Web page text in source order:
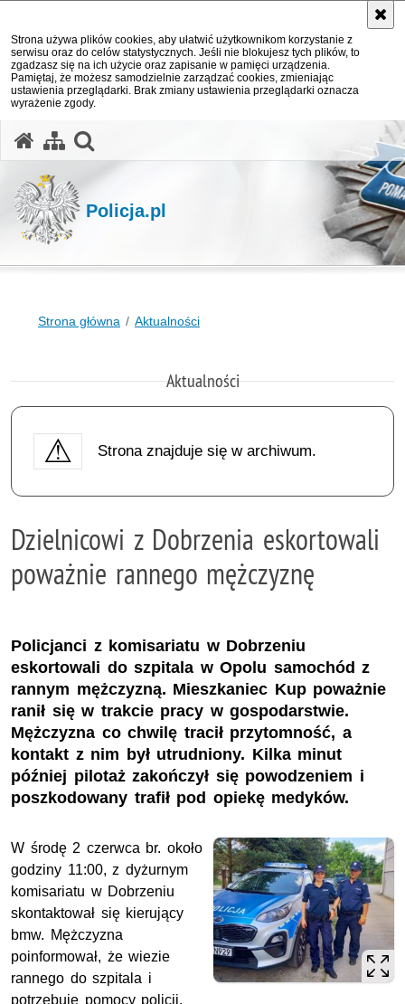
Strona używa plików cookies, aby ułatwić użytkownikom korzystanie z
serwisu oraz do celów statystycznych. Jeśli nie blokujesz tych plików, to
zgadzasz się na ich użycie oraz zapisanie w pamięci urządzenia.
Pamiętaj, że możesz samodzielnie zarządzać cookies, zmieniając
ustawienia przeglądarki. Brak zmiany ustawienia przeglądarki oznacza
wyrażenie zgody.
Policja.pl
Strona główna Aktualności
Aktualności
Strona znajduje się w archiwum.
Dzielnicowi z Dobrzenia eskortowali
poważnie rannego mężczyznę
Policjanci z komisariatu w Dobrzeniu
eskortowali do szpitala w Opolu samochód z
rannym mężczyzną. Mieszkaniec Kup poważnie
ranił się w trakcie pracy w gospodarstwie.
Mężczyzna co chwilę tracił przytomność, a
kontakt z nim był utrudniony. Kilka minut
później pilotaż zakończył się powodzeniem i
poszkodowany trafił pod opiekę medyków.
W środę 2 czerwca br. około
godziny 11:00, z dyżurnym
komisariatu w Dobrzeniu
skontaktował się kierujący
bmw. Mężczyzna
poinformował, że wiezie
rannego do szpitala i
potrzebuje pomocy policji.